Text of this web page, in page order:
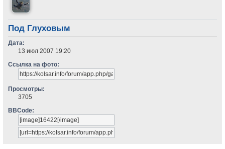
Под Глуховым
Дата:
13 июл 2007 19:20
Ссылка на фото:
Просмотры:
3705
BBCode: